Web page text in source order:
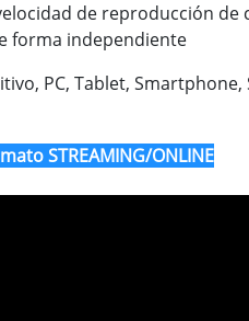
de reproducción
forma independiente
PC, Tablet, Smartphone,
STREAMING/ONLINE